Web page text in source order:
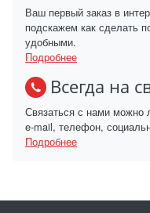
Ваш первый заказ в
подскажем как сделать
удобными.
Подробнее
Всегда на
Связаться с нами
e-mail, телефон,
Подробнее